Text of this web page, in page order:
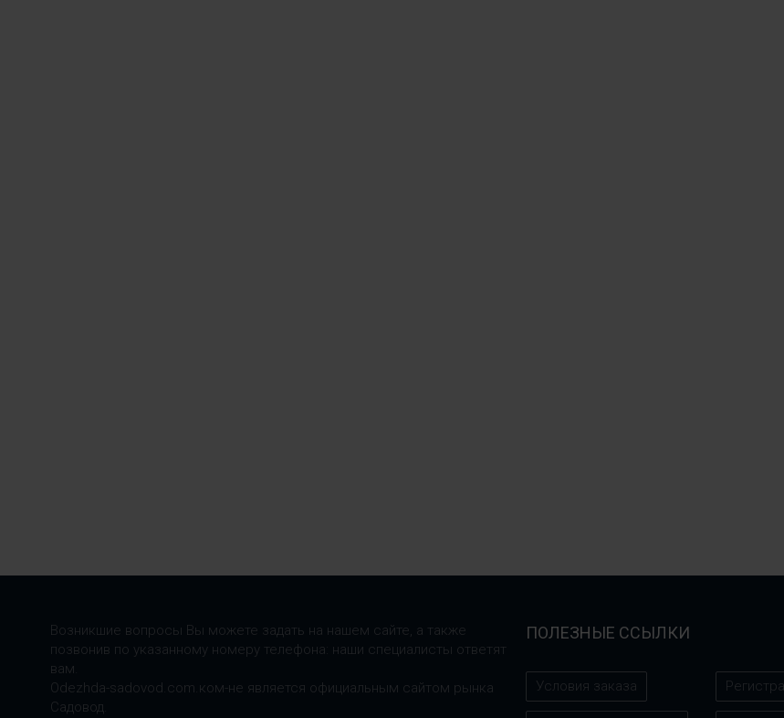
Возникшие вопросы Вы можете задать на нашем сайте, а также
позвонив по указанному номеру телефона: наши специалисты ответят
вам.
Odezhda-sadovod.com.ком-не является официальным сайтом рынка
Садовод.
ПОЛЕЗНЫЕ ССЫЛКИ
Условия заказа